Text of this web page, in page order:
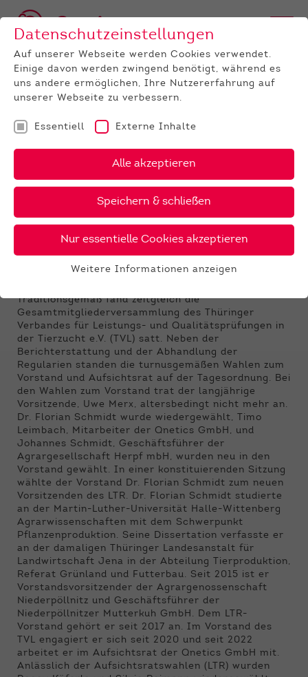
UNTERNEHMEN News
Neuer Vorstandsvorsitzender
beim LTR
Rinderzüchter e.G. (LTR) seine Generalversammlung
Traditionsgemäß fand zeitgleich die
Gesamtmitgliederversammlung des Thüringer
Verbandes für Leistungs- und Qualitätsprüfungen in
der Tierzucht e.V. (TVL) satt. Neben der
Berichterstattung und der Abhandlung der
Regularien standen die turnusgemäßen Wahlen zum
Vorstand und Aufsichtsrat auf der Tagesordnung. Bei
den Wahlen zum Vorstand trat der langjährige
Vorsitzende, Uwe Merx, altersbedingt nicht mehr an.
Dr. Florian Schmidt wurde wiedergewählt, Timo
Leimbach, Mitarbeiter der Qnetics GmbH, und
Johannes Schmidt, Geschäftsführer der
Agrargesellschaft Herpf mbH, wurden neu in den
Vorstand gewählt. In einer konstituierenden Sitzung
wählte der Vorstand Dr. Florian Schmidt zum neuen
Vorsitzenden des LTR. Dr. Florian Schmidt studierte
an der Martin-Luther-Universität Halle-Wittenberg
Agrarwissenschaften mit dem Schwerpunkt
Pflanzenproduktion. Seine Dissertation verfasste er
an der damaligen Thüringer Landesanstalt für
Landwirtschaft Jena in der Abteilung Tierproduktion,
Referat Grünland und Futterbau. Seit 2015 ist er
Vorstandsvorsitzender der Agrargenossenschaft
Niederpöllnitz und Geschäftsführer der
Niederpöllnitzer Mutterkuh GmbH. Dem LTR-
Vorstand gehört er seit 2017 an. Im Vorstand des
TVL engagiert er sich seit 2020 und seit 2022
arbeitet er im Aufsichtsrat der Qnetics GmbH mit.
Anlässlich der Aufsichtsratswahlen (LTR) wurden
Datenschutzeinstellungen
Auf unserer Webseite werden Cookies verwendet.
Einige davon werden zwingend benötigt, während es
uns andere ermöglichen, Ihre Nutzererfahrung auf
unserer Webseite zu verbessern.
Essentiell Externe Inhalte
Alle akzeptieren
Speichern & schließen
Nur essentielle Cookies akzeptieren
Funktionen der Webseite benötigt. Dadurch ist
gewährleistet, dass die Webseite einwandfrei
funktioniert.
Name cookie_optin
Laufzeit 1 Jahr
Zweck Cookie Einstellungen speichern
Cookie-Informationen anzeigen
Externe Inhalte
Wir verwenden auf unserer Website externe
Inhalte, um Ihnen zusätzliche Informationen
anzubieten.
Weitere Informationen anzeigen